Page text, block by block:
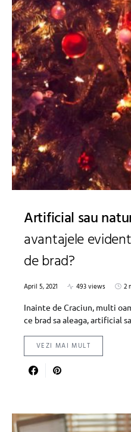
Artificial sau
avantajele
de brad?
April 5, 2021 493 views
2
Inainte de Craciun, multi
ce brad sa aleaga, artificial
VEZI MAI MULT